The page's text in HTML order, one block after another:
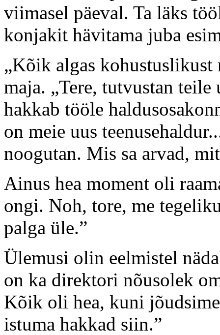
viimasel päeval. Ta läks
konjakit hävitama juba
„Kõik algas
maja. „Tere, tutvustan
hakkab tööle
on meie uus
noogutan. Mis sa arvad,
Ainus hea moment oli
ongi. Noh, tore, me
palga üle.”
Ülemusi olin eelmistel
on ka direktori nõusolek
Kõik oli hea, kuni
istuma hakkad siin.”